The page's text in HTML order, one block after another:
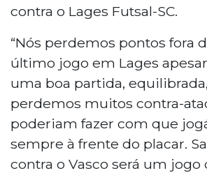
contra o Lages Futsal-SC.
“Nós perdemos pontos fora
último jogo em Lages
uma boa partida,
perdemos muitos contra-
poderiam fazer com que
sempre à frente do placar.
contra o Vasco será um jogo